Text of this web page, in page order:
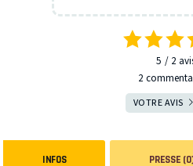
5 2
2
VOTRE AVIS
INFOS PRESSE